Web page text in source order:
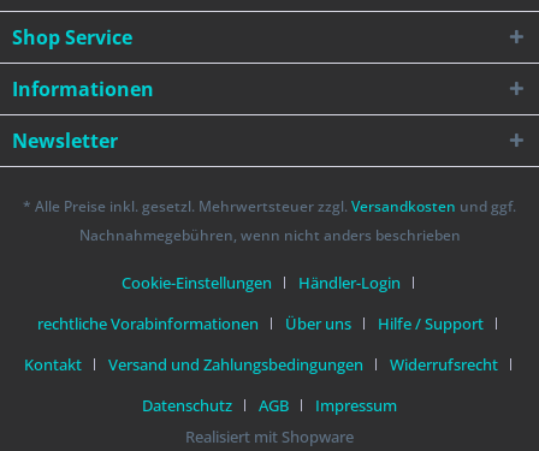
Shop Service
Informationen
Newsletter
* Alle Preise inkl. gesetzl. Mehrwertsteuer zzgl. Versandkosten und ggf.
Nachnahmegebühren, wenn nicht anders beschrieben
Cookie-Einstellungen
Händler-Login
rechtliche Vorabinformationen
Über uns
Hilfe / Support
Kontakt
Versand und Zahlungsbedingungen
Widerrufsrecht
Datenschutz
AGB
Impressum
Realisiert mit Shopware